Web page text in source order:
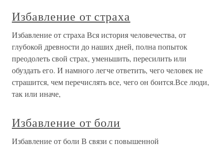
Избавление от страха
Избавление от страха Вся история человечества, от
глубокой древности до наших дней, полна попыток
преодолеть свой страх, уменьшить, пересилить или
обуздать его. И намного легче ответить, чего человек не
страшится, чем перечислять все, чего он боится.Все люди,
так или иначе,
Избавление от боли
Избавление от боли В связи с повышенной